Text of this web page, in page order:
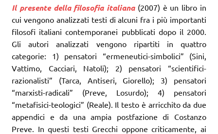
Il presente della filosofia italiana (2007) è un libro in
cui vengono analizzati testi di alcuni fra i più importanti
filosofi italiani contemporanei pubblicati dopo il 2000.
Gli autori analizzati vengono ripartiti in quattro
categorie: 1) pensatori “ermeneutici-simbolici” (Sini,
Vattimo, Cacciari, Natoli); 2) pensatori “scientifici-
razionalisti” (Tarca, Antiseri, Giorello); 3) pensatori
“marxisti-radicali” (Preve, Losurdo); 4) pensatori
“metafisici-teologici” (Reale). Il testo è arricchito da due
appendici e da una ampia postfazione di Costanzo
Preve. In questi testi Grecchi oppone criticamente, ai